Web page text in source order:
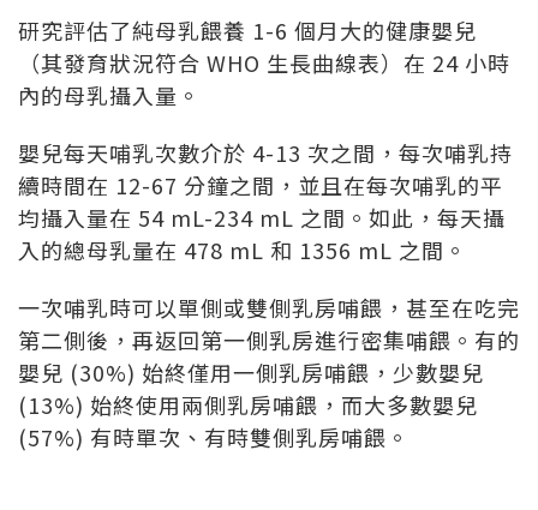
研究評估了純母乳餵養 1-6 個月大的健康嬰兒
（其發育狀況符合 WHO 生長曲線表）在 24 小時
內的母乳攝入量。
嬰兒每天哺乳次數介於 4-13 次之間，每次哺乳持
續時間在 12-67 分鐘之間，並且在每次哺乳的平
均攝入量在 54 mL-234 mL 之間。如此，每天攝
入的總母乳量在 478 mL 和 1356 mL 之間。
一次哺乳時可以單側或雙側乳房哺餵，甚至在吃完
第二側後，再返回第一側乳房進行密集哺餵。有的
嬰兒 (30%) 始終僅用一側乳房哺餵，少數嬰兒
(13%) 始終使用兩側乳房哺餵，而大多數嬰兒
(57%) 有時單次、有時雙側乳房哺餵。